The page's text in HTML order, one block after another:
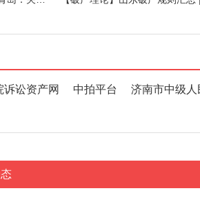
诉讼资产网 中拍平台 济南市中级人